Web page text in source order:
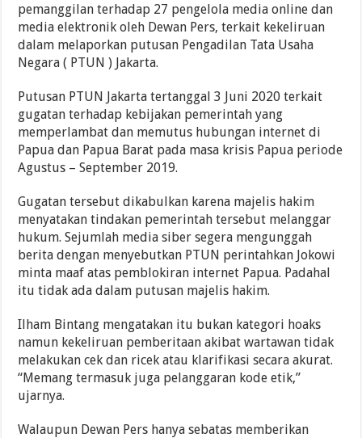
pemanggilan terhadap 27 pengelola media online dan
media elektronik oleh Dewan Pers, terkait kekeliruan
dalam melaporkan putusan Pengadilan Tata Usaha
Negara ( PTUN ) Jakarta.
Putusan PTUN Jakarta tertanggal 3 Juni 2020 terkait
gugatan terhadap kebijakan pemerintah yang
memperlambat dan memutus hubungan internet di
Papua dan Papua Barat pada masa krisis Papua periode
Agustus – September 2019.
Gugatan tersebut dikabulkan karena majelis hakim
menyatakan tindakan pemerintah tersebut melanggar
hukum. Sejumlah media siber segera mengunggah
berita dengan menyebutkan PTUN perintahkan Jokowi
minta maaf atas pemblokiran internet Papua. Padahal
itu tidak ada dalam putusan majelis hakim.
Ilham Bintang mengatakan itu bukan kategori hoaks
namun kekeliruan pemberitaan akibat wartawan tidak
melakukan cek dan ricek atau klarifikasi secara akurat.
“Memang termasuk juga pelanggaran kode etik,”
ujarnya.
Walaupun Dewan Pers hanya sebatas memberikan